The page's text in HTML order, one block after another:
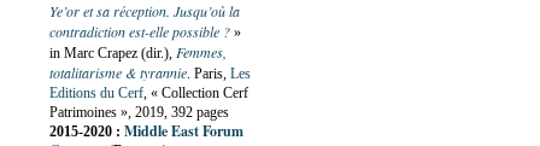
Ye’or et sa réception. Jusqu’où la
contradiction est-elle possible ? »
in Marc Crapez (dir.), Femmes,
totalitarisme & tyrannie. Paris, Les
Editions du Cerf, « Collection Cerf
Patrimoines », 2019, 392 pages
2015-2020 : Middle East Forum